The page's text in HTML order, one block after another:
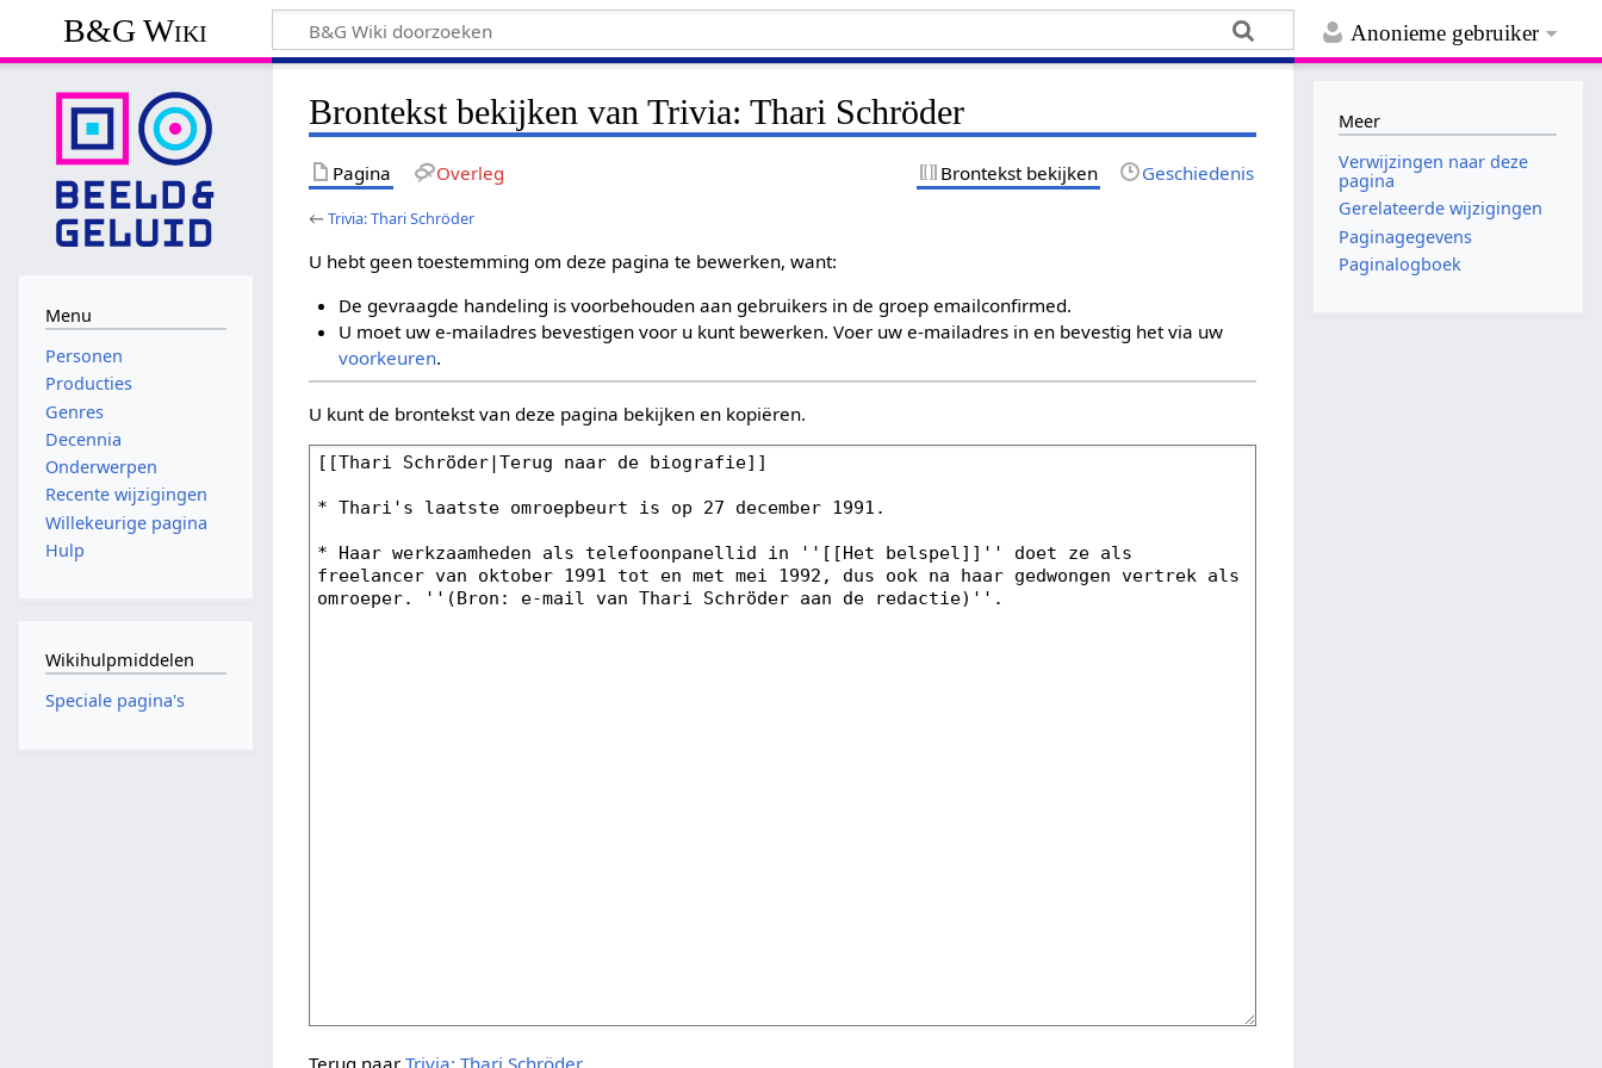
Anonieme gebruiker
B&G Wiki
Brontekst bekijken van Trivia: Thari Schröder
Pagina Overleg Brontekst bekijken Geschiedenis
←Trivia: Thari Schröder
U hebt geen toestemming om deze pagina te bewerken, want:
De gevraagde handeling is voorbehouden aan gebruikers in de groep emailconfirmed.
U moet uw e-mailadres bevestigen voor u kunt bewerken. Voer uw e-mailadres in en bevestig het via uw
voorkeuren.
U kunt de brontekst van deze pagina bekijken en kopiëren.
Terug naarTrivia: Thari Schröder.
Menu
Personen
Producties
Genres
Decennia
Onderwerpen
Recente wijzigingen
Willekeurige pagina
Hulp
Wikihulpmiddelen
Speciale pagina's
Meer
Verwijzingen naar deze
pagina
Gerelateerde wijzigingen
Paginagegevens
Paginalogboek